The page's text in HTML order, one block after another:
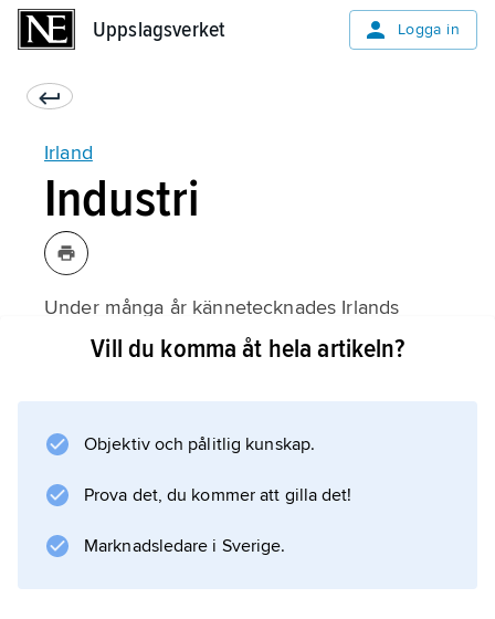
Uppslagsverket Logga in
Irland
Industri
Under många år kännetecknades Irlands
industrin av småskalighet och lågteknologi
hjälp av frikostiga lokaliseringsbidrag,
skattelättnader, statligt stöd till forskning och
EU:s inre marknad lyckades landet
Vill du komma åt hela artikeln?
Objektiv och pålitlig kunskap.
Prova det, du kommer att gilla det!
Marknadsledare i Sverige.